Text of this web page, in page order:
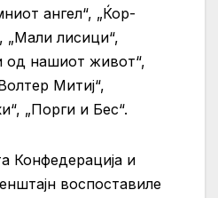
ангел“, „Ќор-
„Мали лисици“,
од нашиот живот“,
Митиј“,
„Порги и Бес“.
Конфедерација и
воспоставиле